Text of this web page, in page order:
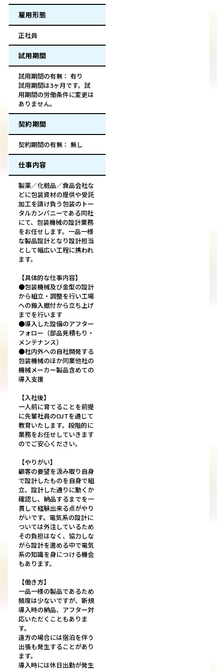
雇用形態
正社員
試用期間
試用期間の有無： 有り
試用期間は3ヶ月です。試
用期間の労働条件に変更は
ありません。
契約期間
契約期間の有無： 無し
仕事内容
製薬／化粧品／食品会社な
どに包装資材の提供や受託
加工を請け負う包装のトー
タルカンパニーである同社
にて、包装機械の設計業務
をお任せします。一品一様
な製品設計となり設計担当
として幅広い工程に携われ
ます。
【具体的な仕事内容】
●包装機械及び金型の設計
から組立・調整を行い工場
への搬入据付から立ち上げ
までを行います
●導入した設備のアフター
フォロー（部品見積もり・
メンテナンス）
●社内外への自社開発する
包装機械のほか同業他社の
機械メーカー製品含めての
導入支援
【入社後】
一人前に育てることを前提
に先輩社員のOJTを通じて
教育いたします。段階的に
業務をお任せしていきます
のでご安心ください。
【やりがい】
顧客の要望を汲み取り自身
で設計したものを自身で組
立、設計した通りに動くか
確認し、納品するまでを一
貫して経験出来る点がやり
がいです。電気系の設計に
ついては外注しているため
その負担はなく、協力しな
がら設計を進める中で電気
系の知識を身につける機会
もあります。
【働き方】
一品一様の製品であるため
頻度は少ないですが、新規
導入時の納品、アフター対
応いただくこともありま
す。
遠方の場合には宿泊を伴う
出張も発生することがあり
ます。
導入時には休日出勤が発生